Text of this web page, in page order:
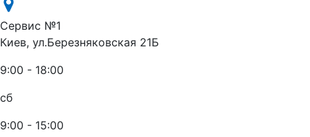
Сервис №1
Киев, ул.Березняковская 21Б
9:00 - 18:00
сб
9:00 - 15:00